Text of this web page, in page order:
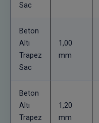
Sac
Beton
Altı
Trapez
Sac
1,00
mm
Beton
Altı
Trapez
1,20
mm